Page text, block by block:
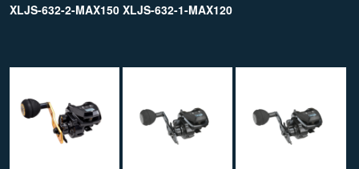
XLJS-632-2-MAX150 XLJS-632-1-MAX120